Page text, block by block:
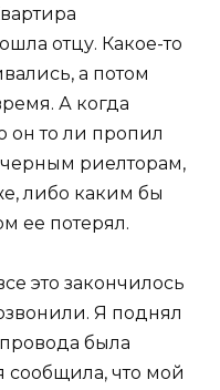
отцу. Какое-то
а потом
А когда
он то ли пропил
черным риелторам,
либо каким бы
ее потерял.
это закончилось
Я поднял
была
сообщила, что мой